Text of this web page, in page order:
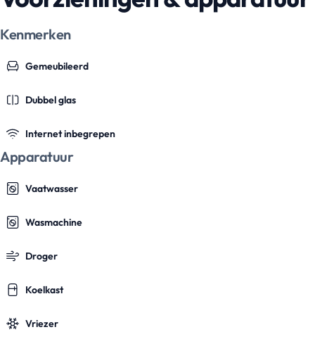
Kenmerken
Gemeubileerd
Dubbel glas
Internet inbegrepen
Apparatuur
Vaatwasser
Wasmachine
Droger
Koelkast
Vriezer